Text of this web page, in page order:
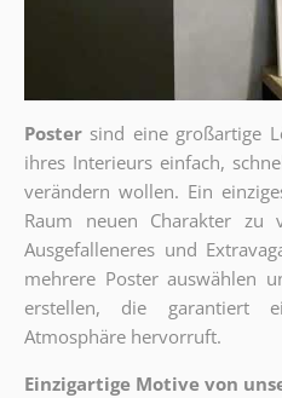
Poster sind eine großartige
ihres Interieurs einfach,
verändern wollen. Ein
Raum neuen Charakter zu
Ausgefalleneres und
mehrere Poster auswählen
erstellen, die garantiert
Atmosphäre hervorruft.
Einzigartige Motive von